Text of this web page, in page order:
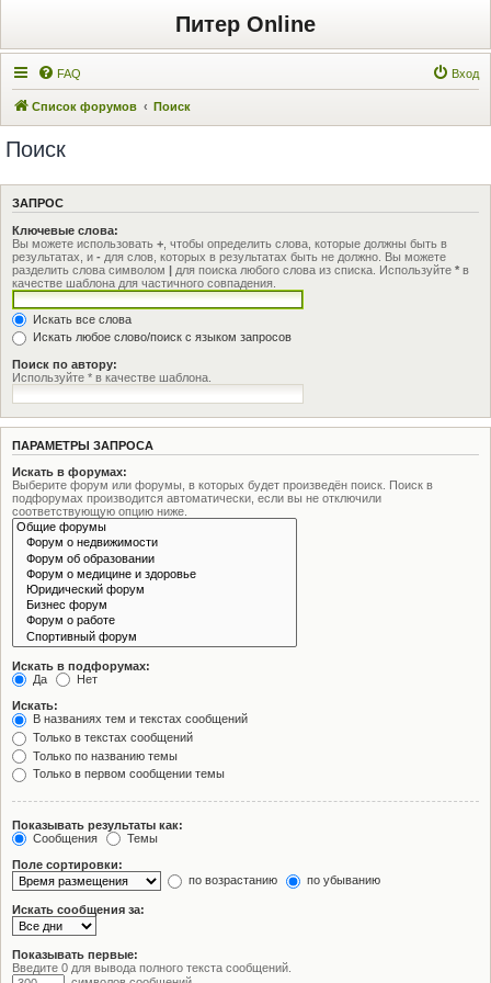
Питер Online
FAQ Вход
Список форумов Поиск
Поиск
ЗАПРОС
Ключевые слова:
Вы можете использовать + , чтобы определить слова, которые должны быть в
результатах, и - для слов, которых в результатах быть не должно. Вы можете
разделить слова символом | для поиска любого слова из списка. Используйте * в
качестве шаблона для частичного совпадения.
Искать все слова
Искать любое слово/поиск с языком запросов
Поиск по автору:
Используйте * в качестве шаблона.
ПАРАМЕТРЫ ЗАПРОСА
Искать в форумах:
Выберите форум или форумы, в которых будет произведён поиск. Поиск в
подфорумах производится автоматически, если вы не отключили
соответствующую опцию ниже.
Искать в подфорумах:
Да
Нет
Искать:
В названиях тем и текстах сообщений
Только в текстах сообщений
Только по названию темы
Только в первом сообщении темы
Показывать результаты как:
Сообщения
Темы
Поле сортировки:
по возрастанию
по убыванию
Искать сообщения за:
Показывать первые:
Введите 0 для вывода полного текста сообщений.